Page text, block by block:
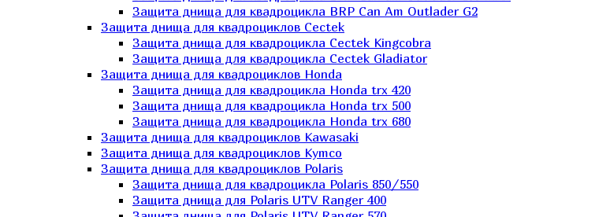
Защита днища для квадроцикла BRP Can Аm Outlader G2
Защита днища для квадроциклов Cectek
Защита днища для квадроцикла Cectek Kingcobra
Защита днища для квадроцикла Cectek Gladiator
Защита днища для квадроциклов Honda
Защита днища для квадроцикла Honda trx 420
Защита днища для квадроцикла Honda trx 500
Защита днища для квадроцикла Honda trx 680
Защита днища для квадроциклов Kawasaki
Защита днища для квадроциклов Kymco
Защита днища для квадроциклов Polaris
Защита днища для квадроцикла Polaris 850/550
Защита днища для Polaris UTV Ranger 400